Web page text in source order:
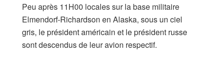
Peu après 11H00 locales sur la base militaire
Elmendorf-Richardson en Alaska, sous un ciel
gris, le président américain et le président russe
sont descendus de leur avion respectif.